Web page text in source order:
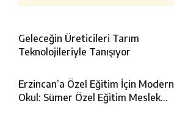
Geleceğin Üreticileri Tarım
Teknolojileriyle Tanışıyor
Erzincan’a Özel Eğitim İçin Modern
Okul: Sümer Özel Eğitim Meslek